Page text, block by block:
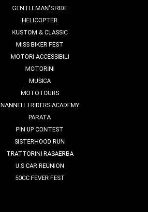
GENTLEMAN'S RIDE
HELICOPTER
KUSTOM & CLASSIC
MISS BIKER FEST
MOTORI ACCESSIBILI
MOTORINI
MUSICA
MOTOTOURS
NANNELLI RIDERS ACADEMY
PARATA
PIN UP CONTEST
SISTERHOOD RUN
TRATTORINI RASAERBA
U.S CAR REUNION
50CC FEVER FEST